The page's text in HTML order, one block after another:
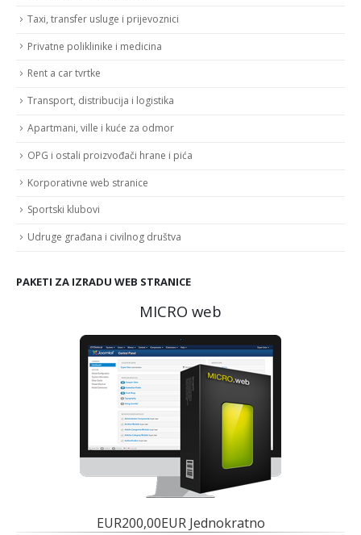
Taxi, transfer usluge i prijevoznici
Privatne poliklinike i medicina
Rent a car tvrtke
Transport, distribucija i logistika
Apartmani, ville i kuće za odmor
OPG i ostali proizvođači hrane i pića
Korporativne web stranice
Sportski klubovi
Udruge građana i civilnog društva
PAKETI ZA IZRADU WEB STRANICE
MICRO web
EUR200,00EUR Jednokratno